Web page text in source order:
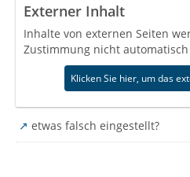
Externer Inhalt
Inhalte von externen Seiten
Zustimmung nicht
Klicken Sie hier, um das
etwas falsch eingestellt?